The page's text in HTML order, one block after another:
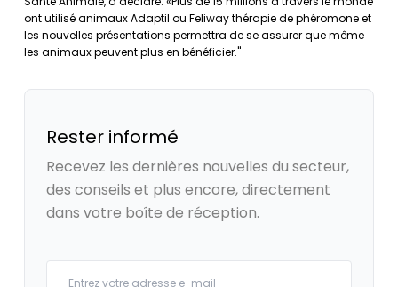
ont utilisé animaux Adaptil ou Feliway thérapie de phéromone et
les nouvelles présentations permettra de se assurer que même
les animaux peuvent plus en bénéficier."
Rester informé
Recevez les dernières nouvelles du secteur,
des conseils et plus encore, directement
dans votre boîte de réception.